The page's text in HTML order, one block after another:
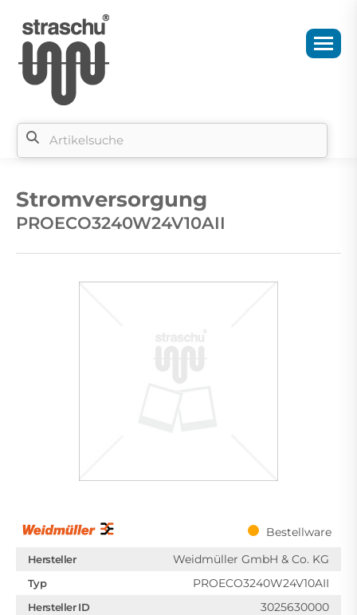
Stromversorgung
PROECO3240W24V10AII
Bestellware
Hersteller Weidmüller GmbH & Co. KG
Typ PROECO3240W24V10AII
Hersteller ID 3025630000